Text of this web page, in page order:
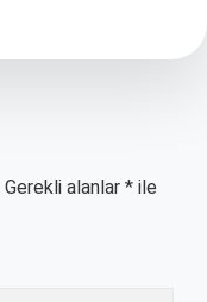
Gerekli alanlar * ile